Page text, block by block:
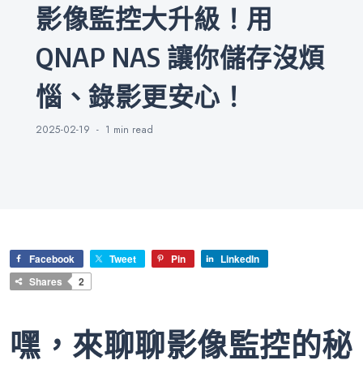
影像監控大升級！用
QNAP NAS 讓你儲存沒煩
惱、錄影更安心！
2025-02-19 1 min read
Facebook Tweet Pin
LinkedIn
Shares
2
嘿，來聊聊影像監控的秘